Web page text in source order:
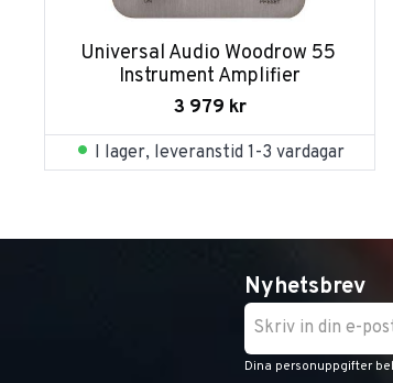
Universal Audio Woodrow 55
Instrument Amplifier
3 979 kr
I lager, leveranstid 1-3 vardagar
Nyhetsbrev
Dina personuppgifter